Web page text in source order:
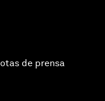
de prensa